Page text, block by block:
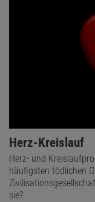
Herz-Kreislauf
Herz- und
häufigsten tödlichen
sie?